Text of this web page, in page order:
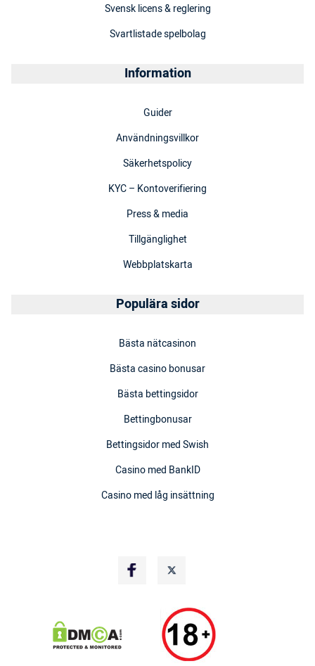
Svensk licens & reglering
Svartlistade spelbolag
Information
Guider
Användningsvillkor
Säkerhetspolicy
KYC – Kontoverifiering
Press & media
Tillgänglighet
Webbplatskarta
Populära sidor
Bästa nätcasinon
Bästa casino bonusar
Bästa bettingsidor
Bettingbonusar
Bettingsidor med Swish
Casino med BankID
Casino med låg insättning